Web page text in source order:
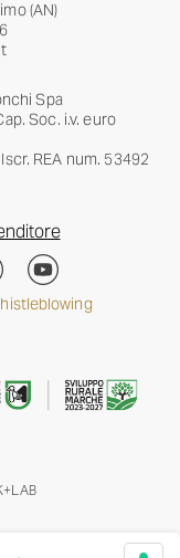
(AN)
Spa
Soc. i.v. euro
REA num. 53492